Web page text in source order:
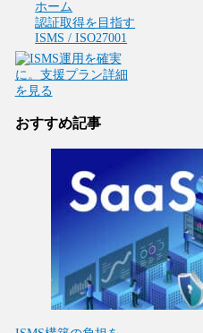
ホーム
認証取得を目指す
ISMS / ISO27001
おすすめ記事